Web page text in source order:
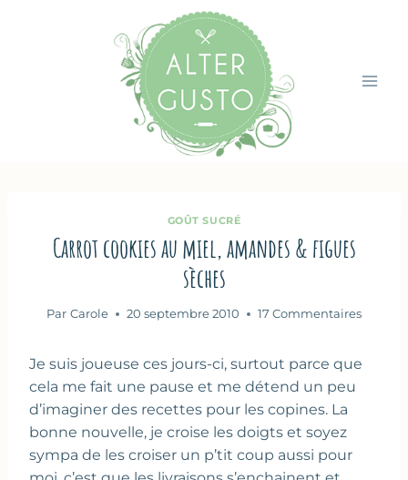
GOÛT SUCRÉ
Carrot cookies au miel, amandes & figues
sèches
Par Carole 20 septembre 2010 17 Commentaires
Je suis joueuse ces jours-ci, surtout parce que
cela me fait une pause et me détend un peu
d’imaginer des recettes pour les copines. La
bonne nouvelle, je croise les doigts et soyez
sympa de les croiser un p’tit coup aussi pour